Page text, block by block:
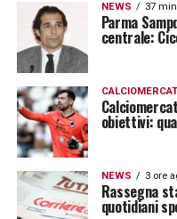
NEWS 37
Parma
centrale:
obiettivi:
NEWS 3 ore
Rassegna
quotidiani